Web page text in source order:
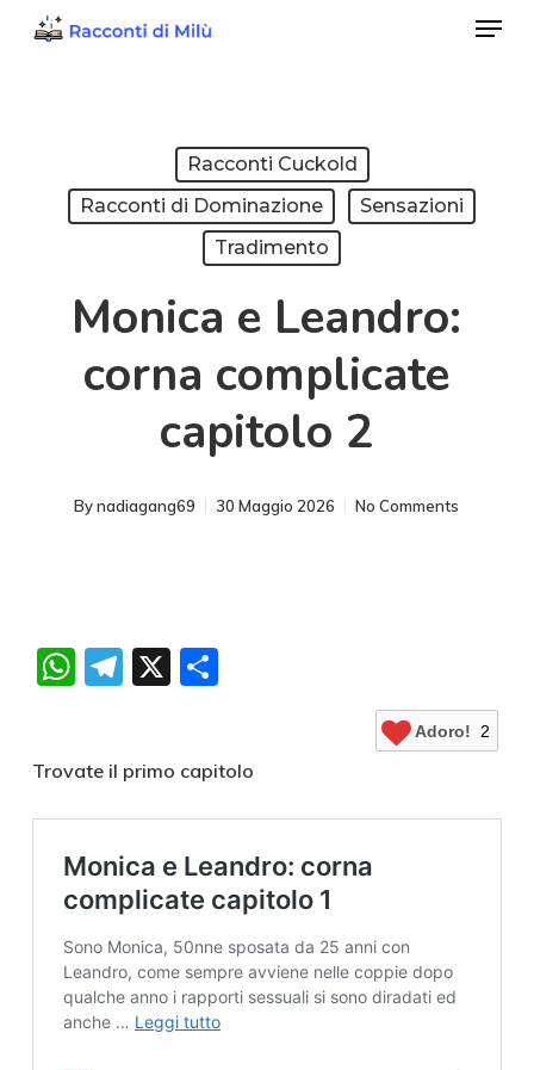
Menu
Racconti Cuckold
Racconti di Dominazione
Sensazioni
Tradimento
Monica e Leandro:
corna complicate
capitolo 2
By nadiagang69 30 Maggio 2026 No Comments
WhatsApp
Telegram
X Condividi
Adoro! 2
Trovate il primo capitolo